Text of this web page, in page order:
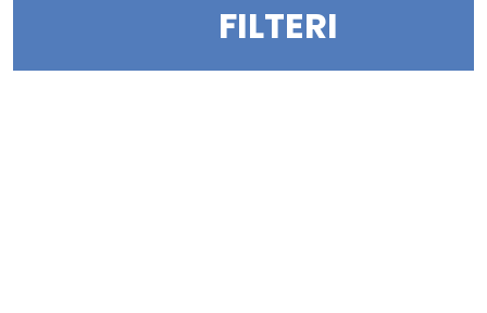
FILTERI